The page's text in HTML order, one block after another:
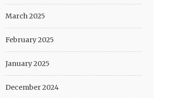
March 2025
February 2025
January 2025
December 2024